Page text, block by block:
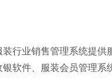
装行业销售管理系统提供
银软件、服装会员管理系